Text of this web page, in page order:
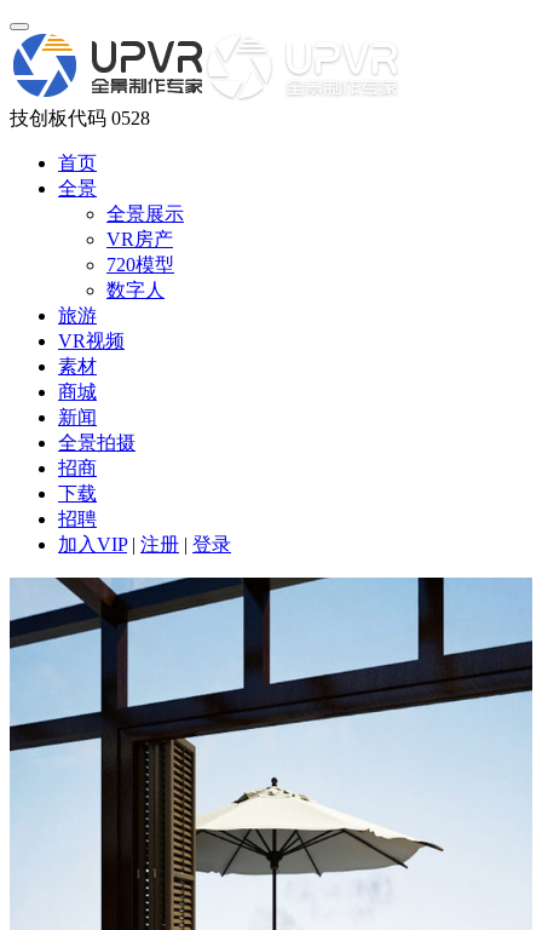
技创板代码 0528
首页
全景
全景展示
VR房产
720模型
数字人
旅游
VR视频
素材
商城
新闻
全景拍摄
招商
下载
招聘
加入VIP | 注册 | 登录